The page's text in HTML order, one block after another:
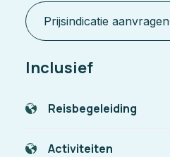
Prijsindicatie aanvragen
Inclusief
Reisbegeleiding
Activiteiten